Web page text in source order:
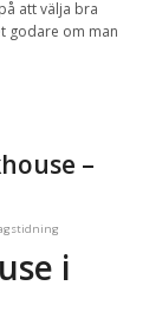
att välja bra
godare om man
–
i